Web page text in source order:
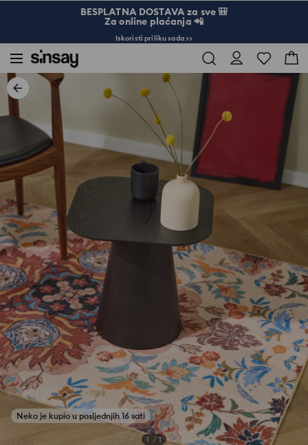
BESPLATNA DOSTAVA za sve 🎒
Za online plaćanja 📲
Iskoristi priliku sada >>
1 / 1